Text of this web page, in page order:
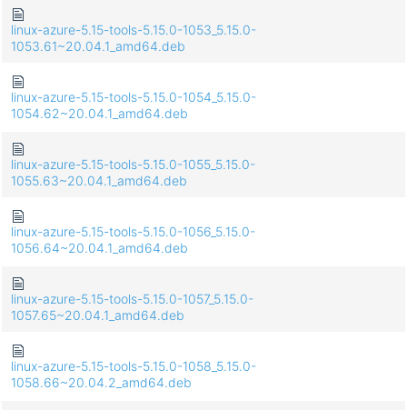
linux-azure-5.15-tools-5.15.0-1053_5.15.0-
1053.61~20.04.1_amd64.deb
linux-azure-5.15-tools-5.15.0-1054_5.15.0-
1054.62~20.04.1_amd64.deb
linux-azure-5.15-tools-5.15.0-1055_5.15.0-
1055.63~20.04.1_amd64.deb
linux-azure-5.15-tools-5.15.0-1056_5.15.0-
1056.64~20.04.1_amd64.deb
linux-azure-5.15-tools-5.15.0-1057_5.15.0-
1057.65~20.04.1_amd64.deb
linux-azure-5.15-tools-5.15.0-1058_5.15.0-
1058.66~20.04.2_amd64.deb